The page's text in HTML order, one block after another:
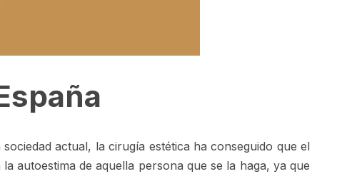
actual, la cirugía estética ha conseguido que el
autoestima de aquella persona que se la haga, ya que